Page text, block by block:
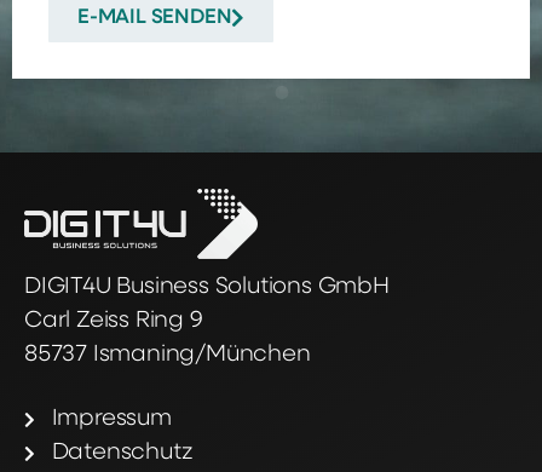
E-MAIL SENDEN
DIGIT4U Business Solutions GmbH
Carl Zeiss Ring 9
85737 Ismaning/München
Impressum
Datenschutz